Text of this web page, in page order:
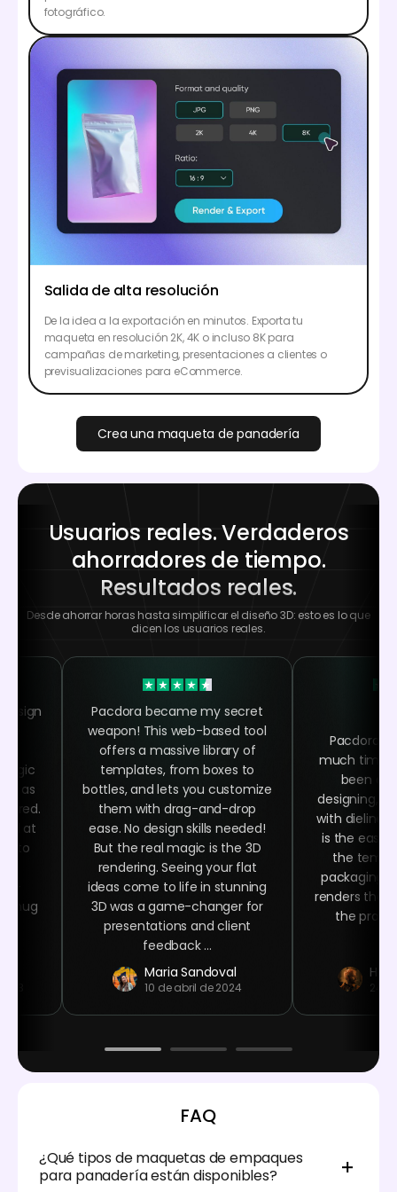
fotográfico.
Salida de alta resolución
De la idea a la exportación en minutos. Exporta tu
maqueta en resolución 2K, 4K o incluso 8K para
campañas de marketing, presentaciones a clientes o
previsualizaciones para eCommerce.
Crea una maqueta de panadería
Usuarios reales. Verdaderos
ahorradores de tiempo.
Resultados reales.
Desde ahorrar horas hasta simplificar el diseño 3D: esto es lo que
dicen los usuarios reales.
as
at
to
mug
Pacdora became my secret
weapon! This web-based tool
offers a massive library of
templates, from boxes to
bottles, and lets you customize
them with drag-and-drop
ease. No design skills needed!
But the real magic is the 3D
rendering. Seeing your flat
ideas come to life in stunning
3D was a game-changer for
presentations and client
feedback ...
Maria Sandoval
10 de abril de 2024
Pacdora
much time
been
designing,
with
is the easy
the
packaging
renders that
the
24
FAQ
¿Qué tipos de maquetas de empaques
para panadería están disponibles?